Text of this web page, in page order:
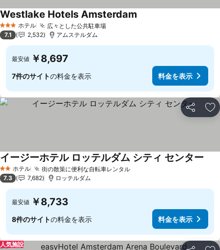
3 ホテルのランク
ホテル 広々とした公共駐車場
Westlake Hotels Amsterdam
7.1 2,532 アムステルダム
最安値 ￥8,697
7件のサイトの料金を表示 料金を表示
シェア お
2 ホテルのランク
ホテル 街の散策に便利な自転車レンタル
イージーホテル ロッテルダム シティ センター
7.3 7,682 ロッテルダム
最安値 ￥8,733
8件のサイトの料金を表示 料金を表示
人気施設